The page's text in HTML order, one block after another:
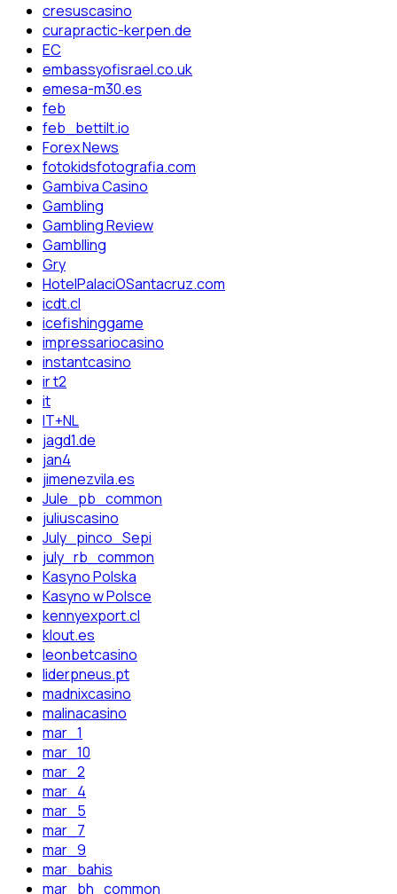
cresuscasino
curapractic-kerpen.de
EC
embassyofisrael.co.uk
emesa-m30.es
feb
feb_bettilt.io
Forex News
fotokidsfotografia.com
Gambiva Casino
Gambling
Gambling Review
Gamblling
Gry
HotelPalaciOSantacruz.com
icdt.cl
icefishinggame
impressariocasino
instantcasino
ir t2
it
IT+NL
jagd1.de
jan4
jimenezvila.es
Jule_pb_common
juliuscasino
July_pinco_Sepi
july_rb_common
Kasyno Polska
Kasyno w Polsce
kennyexport.cl
klout.es
leonbetcasino
liderpneus.pt
madnixcasino
malinacasino
mar_1
mar_10
mar_2
mar_4
mar_5
mar_7
mar_9
mar_bahis
mar_bh_common